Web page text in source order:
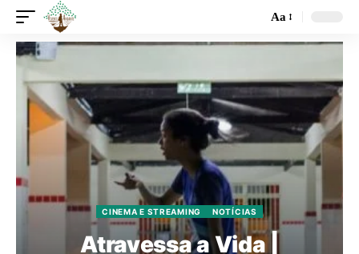
Aa
CINEMA E STREAMING NOTÍCIAS
Atravessa a Vida |